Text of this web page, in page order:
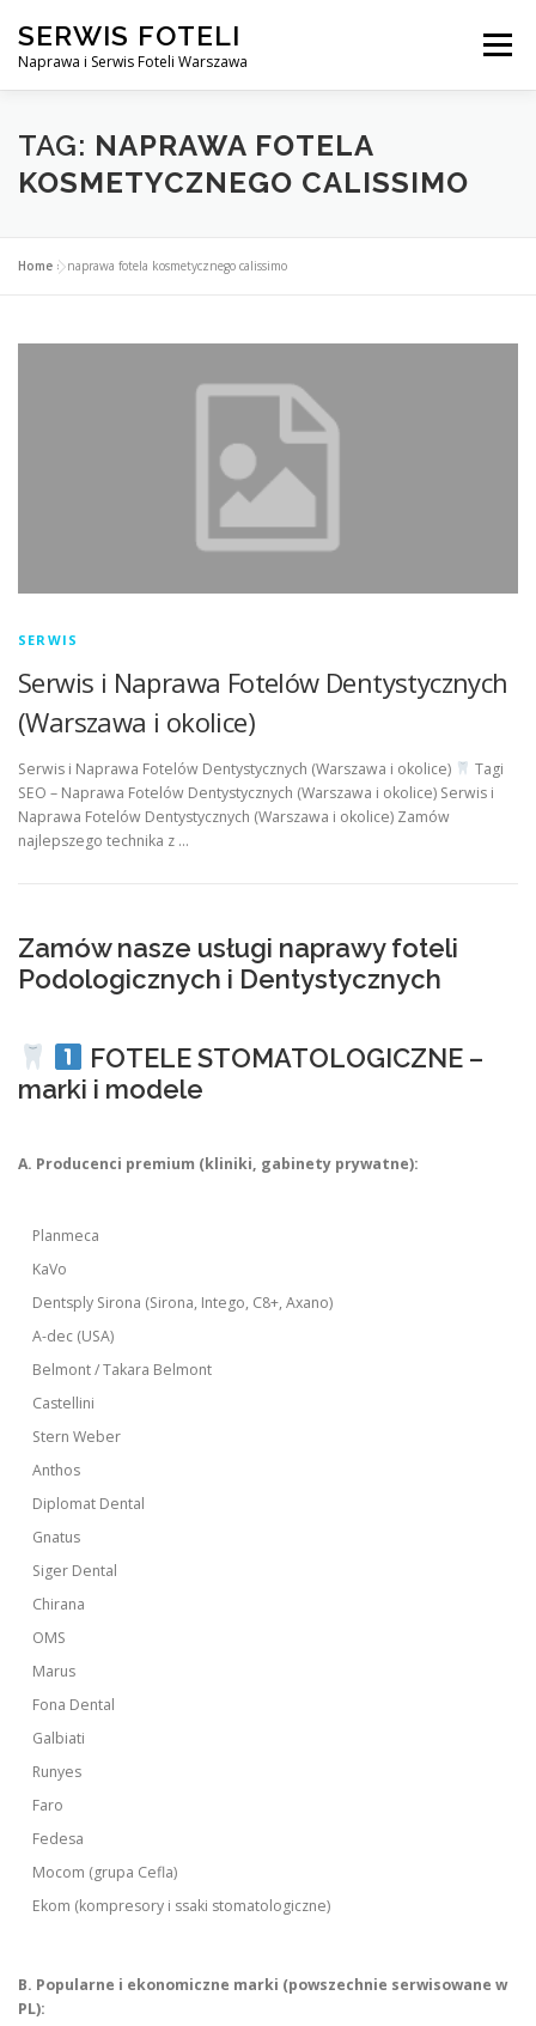
treści
SERWIS FOTELI
Naprawa i Serwis Foteli Warszawa
Menu
NAPRAWA FOTELI DENTYSTYCZNE I MEDYCZNE
TAG: NAPRAWA FOTELA
KOSMETYCZNEGO CALISSIMO
Home »naprawa fotela kosmetycznego calissimo
SERWIS
Serwis i Naprawa Fotelów Dentystycznych
(Warszawa i okolice)
Serwis i Naprawa Fotelów Dentystycznych (Warszawa i okolice)
Tagi
SEO – Naprawa Fotelów Dentystycznych (Warszawa i okolice) Serwis i
Naprawa Fotelów Dentystycznych (Warszawa i okolice) Zamów
najlepszego technika z …
Zamów nasze usługi naprawy foteli
Podologicznych i Dentystycznych
FOTELE STOMATOLOGICZNE –
marki i modele
A. Producenci premium (kliniki, gabinety prywatne):
Planmeca
KaVo
Dentsply Sirona (Sirona, Intego, C8+, Axano)
A-dec (USA)
Belmont / Takara Belmont
Castellini
Stern Weber
Anthos
Diplomat Dental
Gnatus
Siger Dental
Chirana
OMS
Marus
Fona Dental
Galbiati
Runyes
Faro
Fedesa
Mocom (grupa Cefla)
Ekom (kompresory i ssaki stomatologiczne)
B. Popularne i ekonomiczne marki (powszechnie serwisowane w
PL):